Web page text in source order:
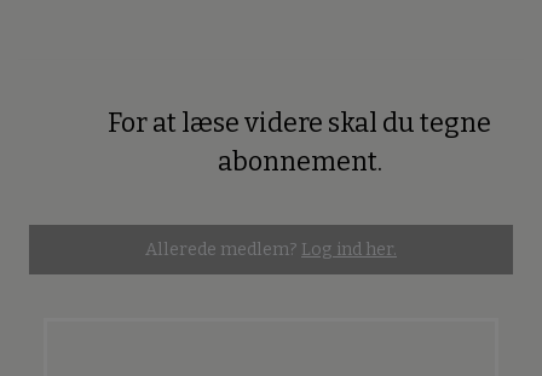
For at læse videre skal du tegne
abonnement.
Allerede medlem? Log ind her.